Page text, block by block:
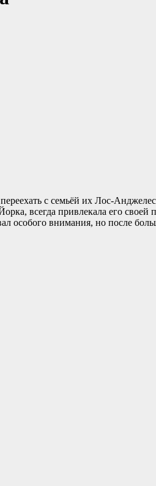
с семьёй их Лос-
всегда привлекала его
особого внимания, но после